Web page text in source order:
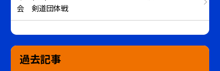
会 剣道団体戦
過去記事